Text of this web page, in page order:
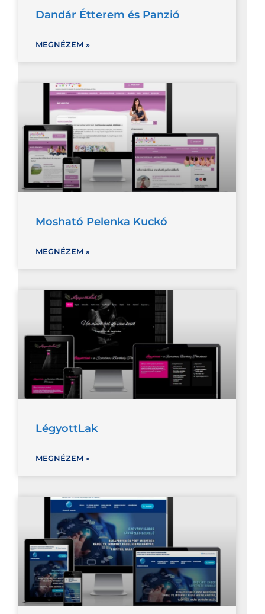
Dandár Étterem és Panzió
MEGNÉZEM »
Mosható Pelenka Kuckó
MEGNÉZEM »
LégyottLak
MEGNÉZEM »